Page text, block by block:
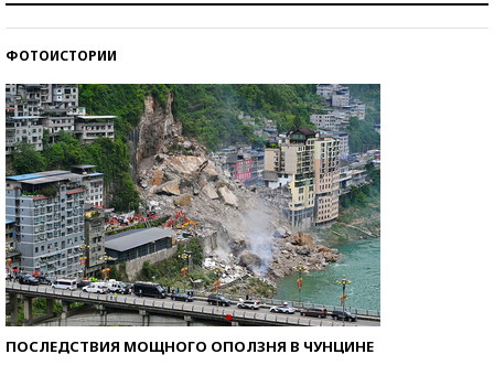
ФОТОИСТОРИИ
ПОСЛЕДСТВИЯ МОЩНОГО ОПОЛЗНЯ В ЧУНЦИНЕ